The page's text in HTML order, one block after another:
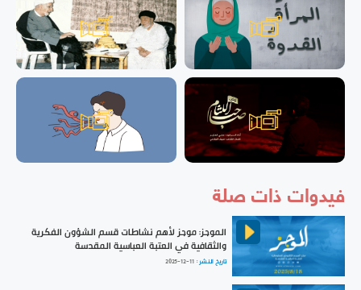
فيدوات ذات صلة
الموجز: موجز لأهم نشاطات قسم الشؤون الفكرية
والثقافية في العتبة العباسية المقدسة
تاريخ النشر : 2025-12-11